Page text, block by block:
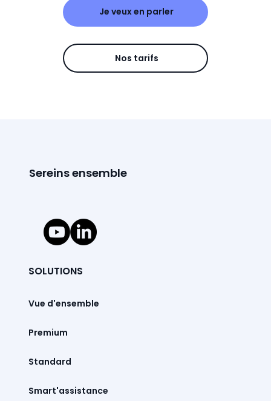
Je veux en parler
Nos tarifs
Sereins ensemble
SOLUTIONS
Vue d'ensemble
Premium
Standard
Smart'assistance